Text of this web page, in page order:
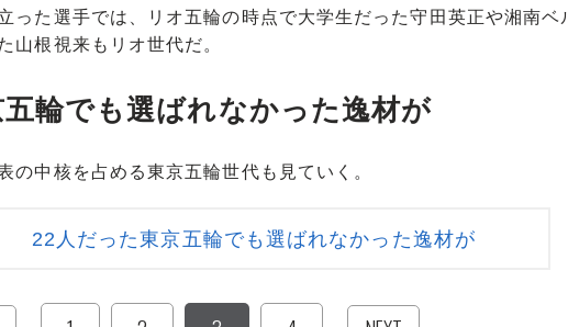
った選手では、リオ五輪の時点で大学生だった守田英正や湘南ベ
山根視来もリオ世代だ。
輪でも選ばれなかった逸材が
中核を占める東京五輪世代も見ていく。
22人だった東京五輪でも選ばれなかった逸材が